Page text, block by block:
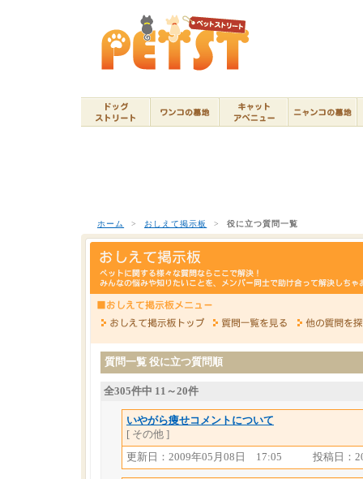
ホーム > おしえて掲示板 > 役に立つ質問一覧
質問一覧 役に立つ質問順
全305件中 11～20件
いやがら痩せコメントについて
[ その他 ]
更新日：2009年05月08日 17:05
投稿日：